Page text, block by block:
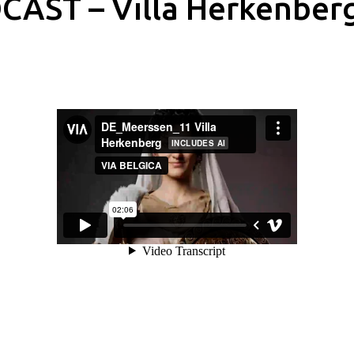
– Villa